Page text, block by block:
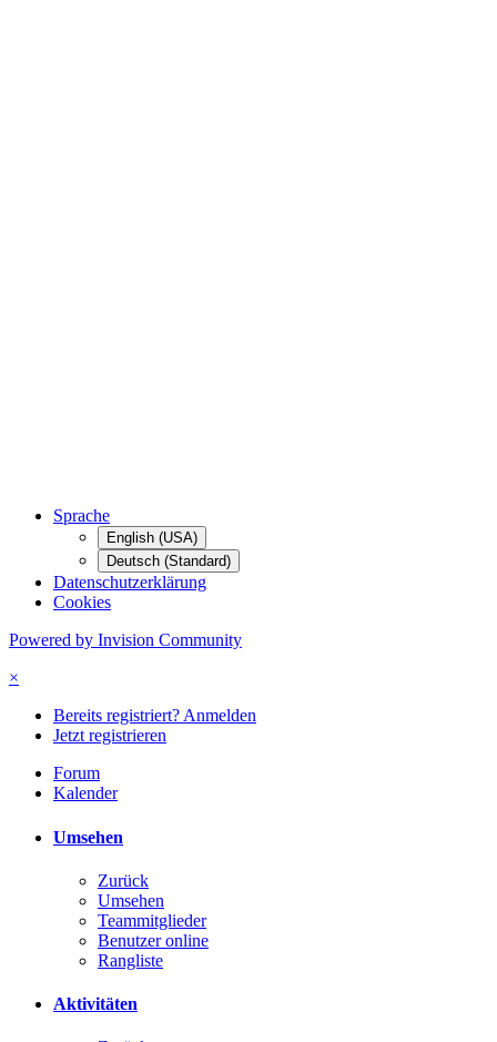
Sprache
English (USA)
Deutsch (Standard)
Datenschutzerklärung
Cookies
Powered by Invision Community
×
Bereits registriert? Anmelden
Jetzt registrieren
Forum
Kalender
Umsehen
Zurück
Umsehen
Teammitglieder
Benutzer online
Rangliste
Aktivitäten